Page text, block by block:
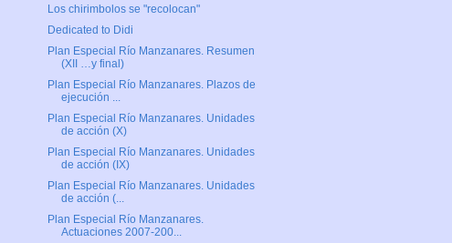
Los chirimbolos se "recolocan"
Dedicated to Didi
Plan Especial Río Manzanares. Resumen
(XII …y final)
Plan Especial Río Manzanares. Plazos de
ejecución ...
Plan Especial Río Manzanares. Unidades
de acción (X)
Plan Especial Río Manzanares. Unidades
de acción (IX)
Plan Especial Río Manzanares. Unidades
de acción (...
Plan Especial Río Manzanares.
Actuaciones 2007-200...